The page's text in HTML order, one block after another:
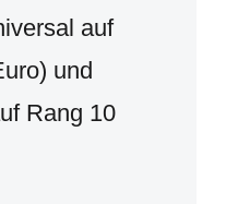
auf
und
Rang 10